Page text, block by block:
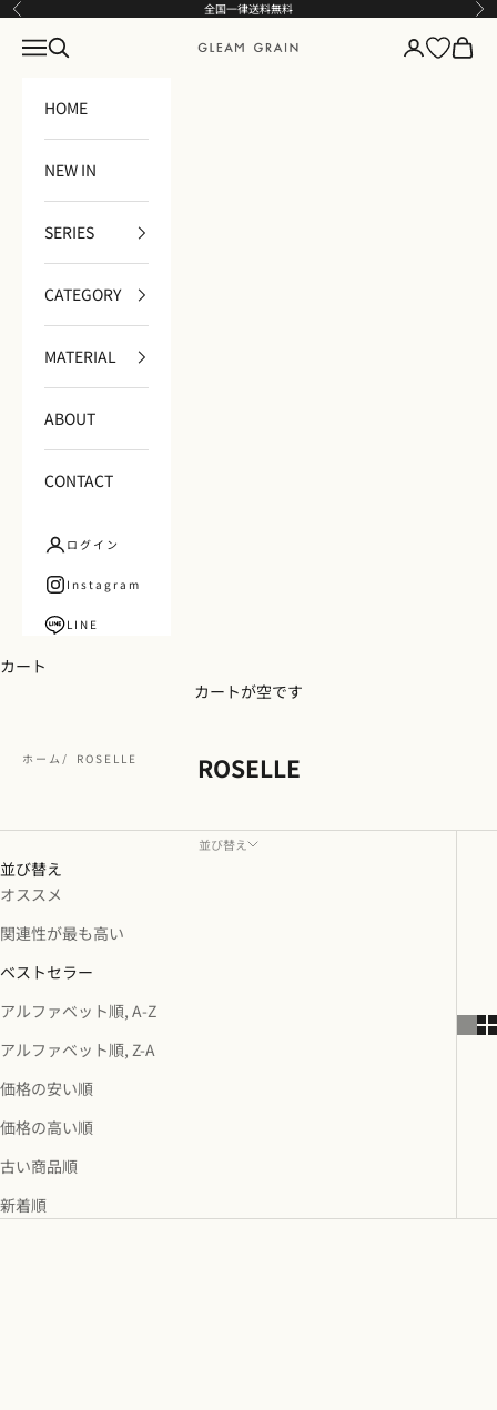
コンテンツへスキップ
前へ 全国一律送料無料 次
GLEAM GRAIN
メニュー
検索 ログインカート
HOME
NEW IN
SERIES
CATEGORY
MATERIAL
ABOUT
CONTACT
ログイン
Instagram
LINE
カート
カートが空です
ホーム ROSELLE ROSELLE
並び替え
並び替え
オススメ
関連性が最も高い
ベストセラー
アルファベット順, A-Z
アルファベット順, Z-A
価格の安い順
価格の高い順
古い商品順
新着順